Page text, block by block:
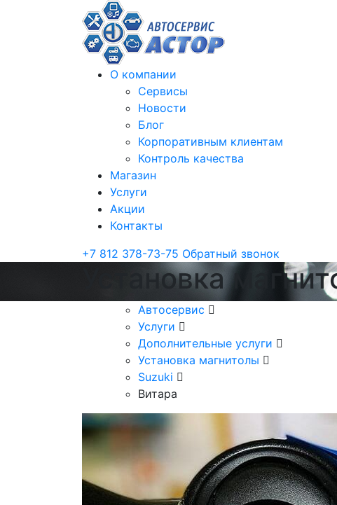
О компании
Сервисы
Новости
Блог
Корпоративным клиентам
Контроль качества
Магазин
Услуги
Акции
Контакты
+7 812 378-73-75 Обратный звонок
Установка
Автосервис
Услуги
Дополнительные услуги
Установка магнитолы
Suzuki
Витара